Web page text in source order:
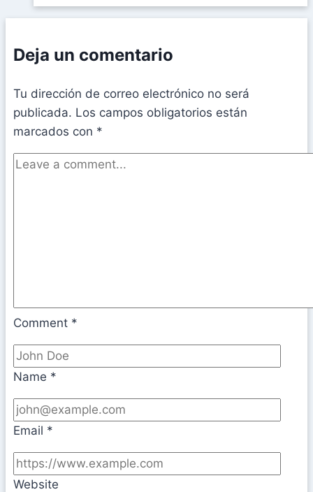
Deja un comentario
Tu dirección de correo electrónico no será
publicada. Los campos obligatorios están
marcados con *
Comment *
Name *
Email *
Website